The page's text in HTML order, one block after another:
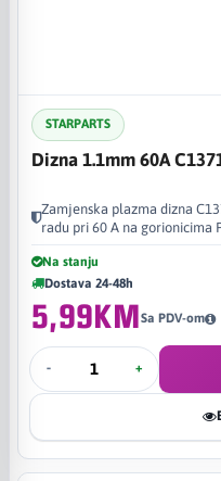
STARPARTS
Dizna 1.1mm 60A
Zamjenska plazma dizna
radu pri 60 A na gorionicima
Na stanju
Dostava 24-48h
5,99KMSa PDV-om
- +